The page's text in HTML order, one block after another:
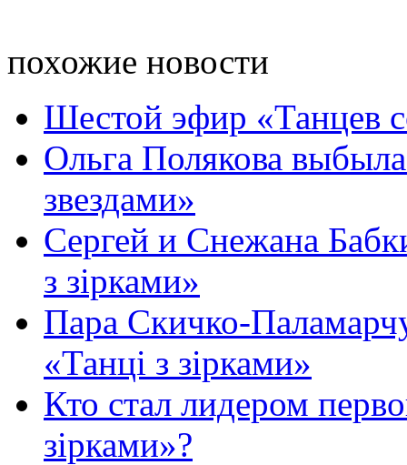
похожие новости
Шестой эфир «Танцев
Ольга Полякова
звездами»
Сергей и Снежана
з зірками»
Пара Скичко-
«Танці з зірками»
Кто стал лидером
зірками»?